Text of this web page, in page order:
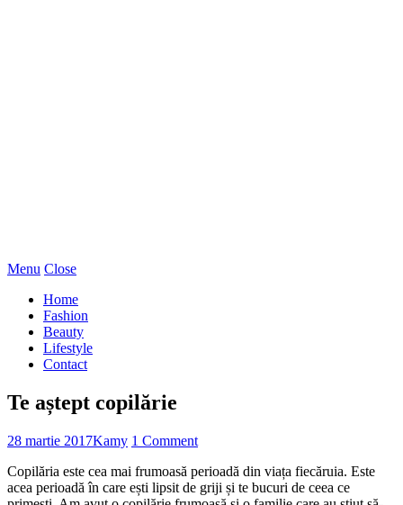
Menu Close
Home
Fashion
Beauty
Lifestyle
Contact
Te aștept copilărie
28 martie 2017Kamy 1 Comment
Copilăria este cea mai frumoasă perioadă din viața fiecăruia. Este
acea perioadă în care ești lipsit de griji și te bucuri de ceea ce